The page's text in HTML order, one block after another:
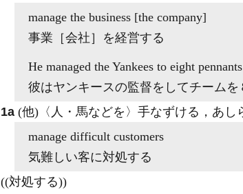
manage the business [the company]
事業［会社］を経営する
He managed the Yankees to eight
彼はヤンキースの監督をしてチームを
1a (他) 〈人・馬などを〉手なずける，あ
manage difficult customers
気難しい客に対処する
((対処する))